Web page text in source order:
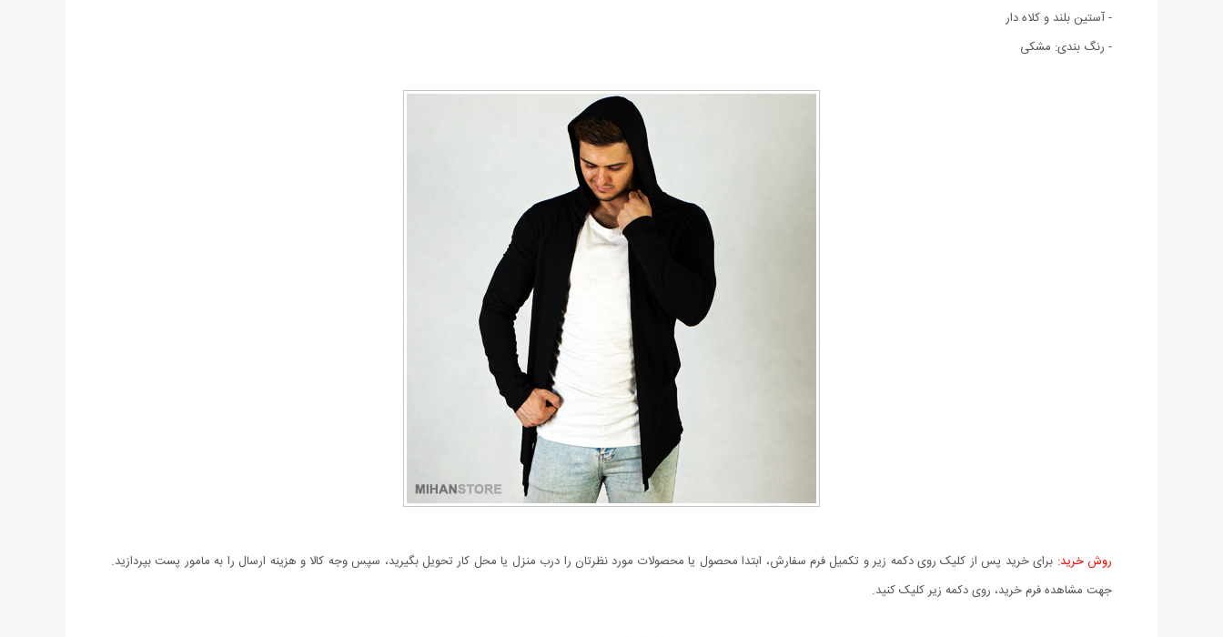
- آستین بلند و کلاه دار
- رنگ بندی: مشکی
روش خرید: برای خرید پس از کلیک روی دکمه زیر و تکمیل فرم سفارش، ابتدا محصول یا محصولات مورد نظرتان را درب منزل یا محل کار تحویل بگیرید، سپس وجه کالا و هزینه ارسال را به مامور پست بپردازید.
جهت مشاهده فرم خرید، روی دکمه زیر کلیک کنید.